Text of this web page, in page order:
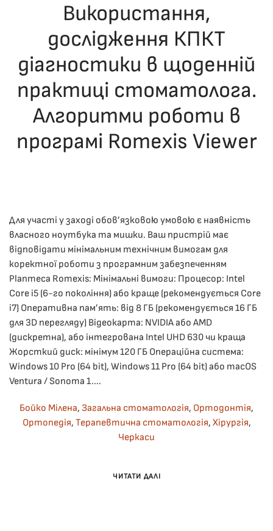
Використання,
дослідження КПКТ
діагностики в щоденній
практиці стоматолога.
Алгоритми роботи в
програмі Romexis Viewer
Для участі у заході обов’язковою умовою є наявність
власного ноутбука та мишки. Ваш пристрій має
відповідати мінімальним технічним вимогам для
коректної роботи з програмним забезпеченням
Planmeca Romexis: Мінімальні вимоги: Процесор: Intel
Core i5 (6-го покоління) або краще (рекомендується Core
i7) Оперативна пам’ять: від 8 ГБ (рекомендується 16 ГБ
для 3D перегляду) Відеокарта: NVIDIA або AMD
(дискретна), або інтегрована Intel UHD 630 чи краща
Жорсткий диск: мінімум 120 ГБ Операційна система:
Windows 10 Pro (64 bit), Windows 11 Pro (64 bit) або macOS
Ventura / Sonoma 1....
Бойко Мілена, Загальна стоматологія, Ортодонтія,
Ортопедія, Терапевтична стоматологія, Хірургія,
Черкаси
ЧИТАТИ ДАЛІ